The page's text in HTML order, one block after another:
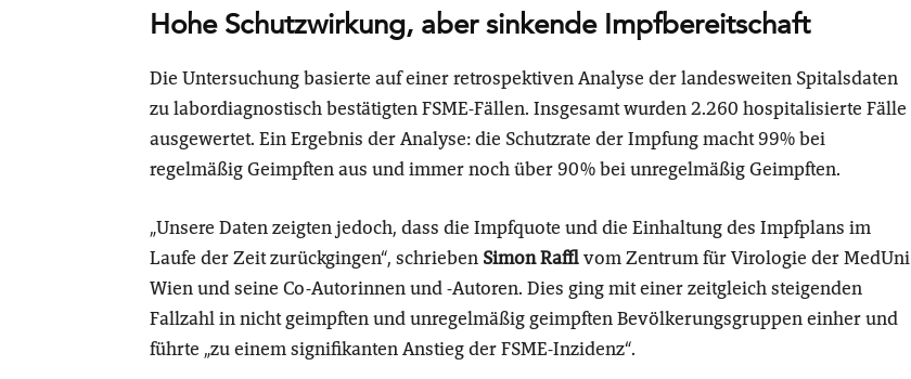
Hohe Schutzwirkung, aber sinkende Impfbereitschaft
Die Untersuchung basierte auf einer retrospektiven Analyse derlandesweiten Spitalsdaten
zu labordiagnostisch bestätigten FSME-Fällen. Insgesamt wurden 2.260 hospitalisierte Fälle
ausgewertet. Ein Ergebnis der Analyse: die Schutzrate der Impfung macht 99%bei
regelmäßig Geimpften aus und immer noch über 90% bei unregelmäßig Geimpften.
„Unsere Daten zeigten jedoch, dass die Impfquote und die Einhaltung des Impfplans im
Laufe der Zeit zurückgingen“, schrieben Simon Rafflvom Zentrum für Virologie der MedUni
Wien und seine Co-Autorinnen und -Autoren. Dies ging mit einer zeitgleich steigenden
Fallzahl in nicht geimpften und unregelmäßig geimpften Bevölkerungsgruppen einher und
führte „zu einem signifikanten Anstieg der FSME-Inzidenz“.